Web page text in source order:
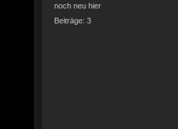
noch neu hier
Beiträge: 3